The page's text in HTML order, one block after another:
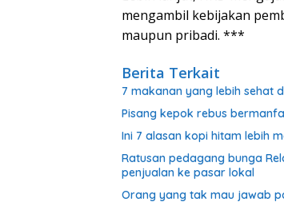
mengambil kebijakan
maupun pribadi. ***
Berita Terkait
7 makanan yang lebih sehat
Pisang kepok rebus
Ini 7 alasan kopi hitam lebih
Ratusan pedagang bunga
penjualan ke pasar lokal
Orang yang tak mau jawab